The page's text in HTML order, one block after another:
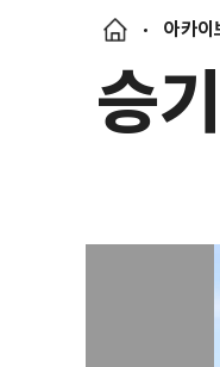
아카이
승